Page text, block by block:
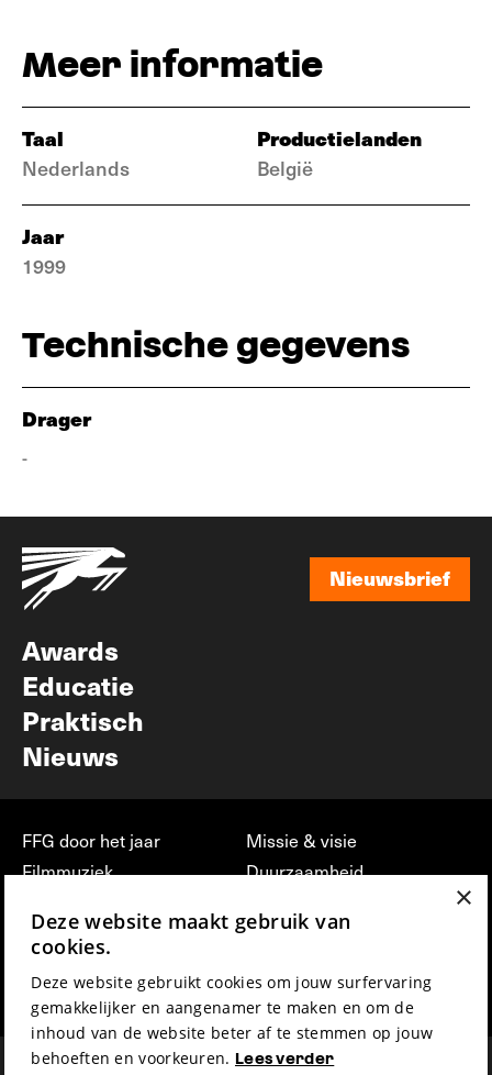
Meer informatie
Taal
Nederlands
Productielanden
België
Jaar
1999
Technische gegevens
Drager
-
Nieuwsbrief
Awards
Educatie
Praktisch
Nieuws
FFG door het jaar
Filmmuziek
Press & Industry
Film Fest Friends
Missie & visie
Duurzaamheid
vrijwilligerswerk bij FFG
Privacy & Disclaimer
×
Deze website maakt gebruik van
cookies.
Deze website gebruikt cookies om jouw surfervaring
gemakkelijker en aangenamer te maken en om de
inhoud van de website beter af te stemmen op jouw
behoeften en voorkeuren. Lees verder